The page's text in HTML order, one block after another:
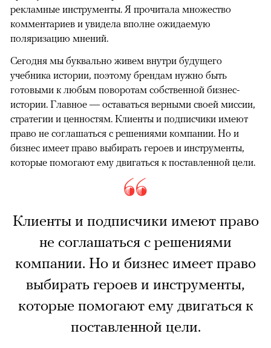
рекламные инструменты. Я прочитала множество
комментариев и увидела вполне ожидаемую
поляризацию мнений.
Сегодня мы буквально живем внутри будущего
учебника истории, поэтому брендам нужно быть
готовыми к любым поворотам собственной бизнес-
истории. Главное — оставаться верными своей миссии,
стратегии и ценностям. Клиенты и подписчики имеют
право не соглашаться с решениями компании. Но и
бизнес имеет право выбирать героев и инструменты,
которые помогают ему двигаться к поставленной цели.
Клиенты и подписчики имеют право
не соглашаться с решениями
компании. Но и бизнес имеет право
выбирать героев и инструменты,
которые помогают ему двигаться к
поставленной цели.